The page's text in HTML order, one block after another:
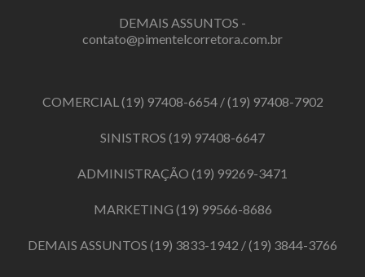
DEMAIS ASSUNTOS -
contato@pimentelcorretora.com.br
COMERCIAL (19) 97408-6654/(19) 97408-7902
SINISTROS (19) 97408-6647
ADMINISTRAÇÃO (19) 99269-3471
MARKETING (19) 99566-8686
DEMAIS ASSUNTOS (19) 3833-1942 /(19) 3844-3766